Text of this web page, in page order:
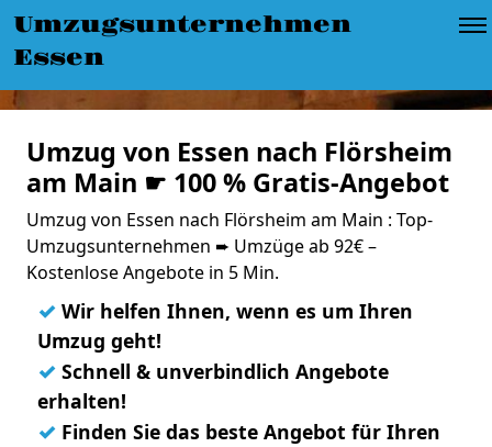
Umzugsunternehmen
Essen
Umzug von Essen nach Flörsheim
am Main ☛ 100 % Gratis-Angebot
Umzug von Essen nach Flörsheim am Main : Top-
Umzugsunternehmen ➨ Umzüge ab 92€ –
Kostenlose Angebote in 5 Min.
✓ Wir helfen Ihnen, wenn es um Ihren
Umzug geht!
✓ Schnell & unverbindlich Angebote
erhalten!
✓ Finden Sie das beste Angebot für Ihren